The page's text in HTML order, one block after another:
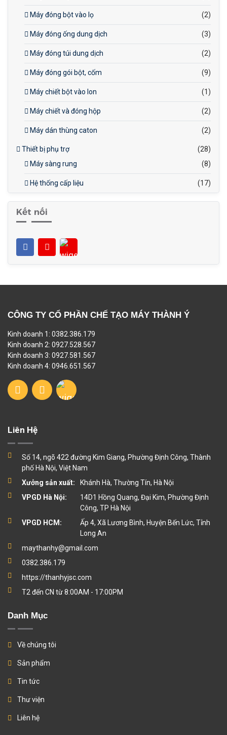
Máy đóng bột vào lọ (2)
Máy đóng ống dung dịch (3)
Máy đóng túi dung dịch (2)
Máy đóng gói bột, cốm (9)
Máy chiết bột vào lon (1)
Máy chiết và đóng hộp (2)
Máy dán thùng caton (2)
Thiết bị phụ trợ
(28)
Máy sàng rung
(8)
Hệ thống cấp liệu (17)
Kết nối
CÔNG TY CỔ PHẦN CHẾ TẠO MÁY THÀNH Ý
Kinh doanh 1: 0382.386.179
Kinh doanh 2: 0927.528.567
Kinh doanh 3: 0927.581.567
Kinh doanh 4: 0946.651.567
Liên Hệ
Số 14, ngõ 422 đường Kim Giang, Phường Định Công, Thành
phố Hà Nội, Việt Nam
Xưởng sản xuất:
Khánh Hà, Thường Tín, Hà Nội
VPGD Hà Nội:
14D1 Hồng Quang, Đại Kim, Phường Định
Công, TP Hà Nội
VPGD HCM:
Ấp 4, Xã Lương Bình, Huyện Bến Lức, Tỉnh
Long An
maythanhy@gmail.com
0382.386.179
https://thanhyjsc.com
T2 đến CN từ 8:00AM - 17:00PM
Danh Mục
Về chúng tôi
Sản phẩm
Tin tức
Thư viện
Liên hệ